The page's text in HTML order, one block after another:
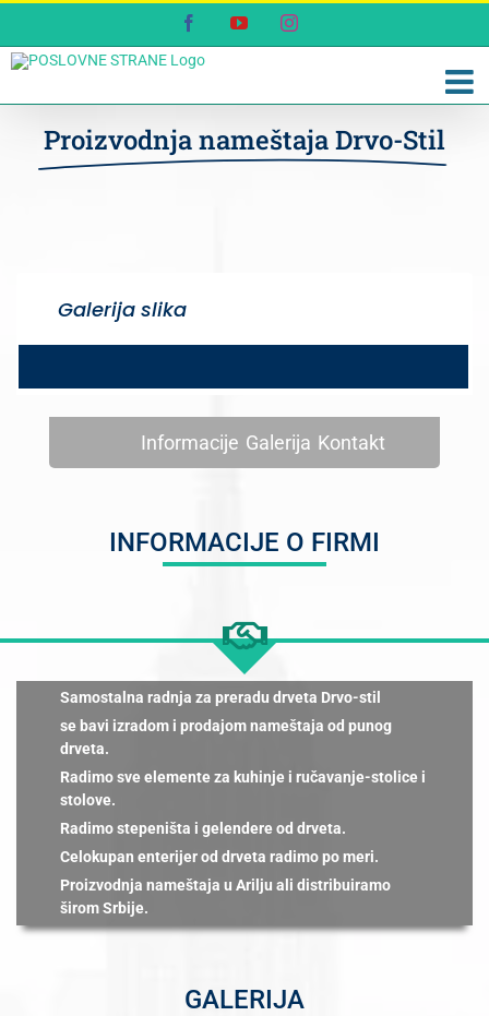
content
FacebookYouTubeInstagram
Proizvodnja nameštaja Drvo-Stil
Galerija slika
Informacije Galerija Kontakt
INFORMACIJE O FIRMI
Samostalna radnja za preradu drveta Drvo-stil
se bavi izradom i prodajom nameštaja od punog
drveta.
Radimo sve elemente za kuhinje i ručavanje-stolice i
stolove.
Radimo stepeništa i gelendere od drveta.
Celokupan enterijer od drveta radimo po meri.
Proizvodnja nameštaja u Arilju ali distribuiramo
širom Srbije.
GALERIJA